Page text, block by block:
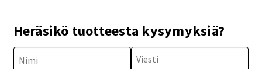
Heräsikö tuotteesta kysymyksiä?